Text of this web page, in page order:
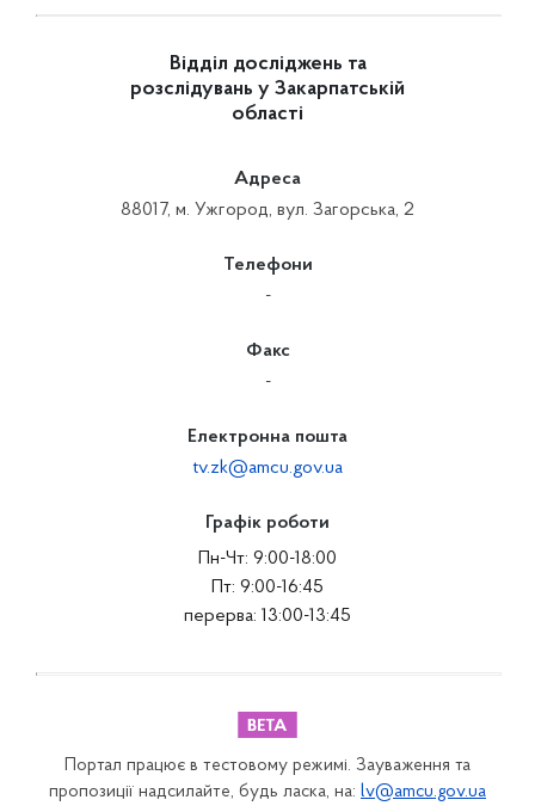
Відділ досліджень та
розслідувань у Закарпатській
області
Адреса
88017, м. Ужгород, вул. Загорська, 2
Телефони
-
Факс
-
Електронна пошта
tv.zk@amcu.gov.ua
Графік роботи
Пн-Чт: 9:00-18:00
Пт: 9:00-16:45
перерва: 13:00-13:45
Портал працює в тестовому режимі. Зауваження та
пропозиції надсилайте, будь ласка, на: lv@amcu.gov.ua